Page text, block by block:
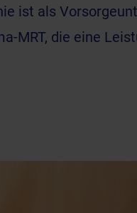
ist als
MRT, die eine